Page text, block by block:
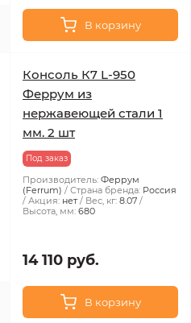
В корзину
Консоль К7 L-950
Феррум из
нержавеющей стали 1
мм. 2 шт
Под заказ
Производитель: Феррум
(Ferrum)
Страна бренда: Россия
Акция: нет Вес, кг: 8.07
Высота, мм: 680
14 110 руб.
В корзину